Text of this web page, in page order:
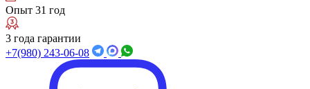
Опыт 31 год
3 года гарантии
+7(980) 243-06-08